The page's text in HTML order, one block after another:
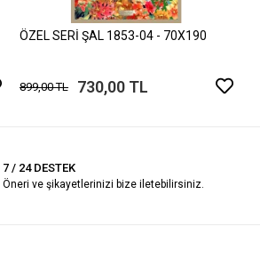
ÖZEL SERİ ŞAL 1853-04 - 70X190
899,00 TL 730,00 TL
7 / 24 DESTEK
Öneri ve şikayetlerinizi bize iletebilirsiniz.